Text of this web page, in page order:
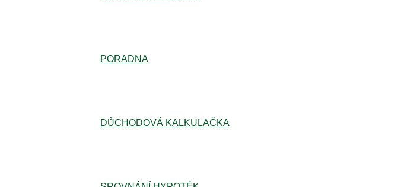
PORADNA
DŮCHODOVÁ KALKULAČKA